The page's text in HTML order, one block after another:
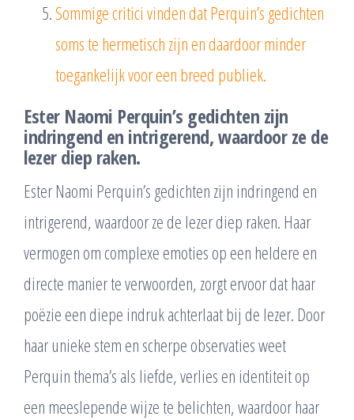
Sommige critici vinden dat Perquin’s gedichten
soms te hermetisch zijn en daardoor minder
toegankelijk voor een breed publiek.
Ester Naomi Perquin’s gedichten zijn
indringend en intrigerend, waardoor ze de
lezer diep raken.
Ester Naomi Perquin’s gedichten zijn indringend en
intrigerend, waardoor ze de lezer diep raken. Haar
vermogen om complexe emoties op een heldere en
directe manier te verwoorden, zorgt ervoor dat haar
poëzie een diepe indruk achterlaat bij de lezer. Door
haar unieke stem en scherpe observaties weet
Perquin thema’s als liefde, verlies en identiteit op
een meeslepende wijze te belichten, waardoor haar